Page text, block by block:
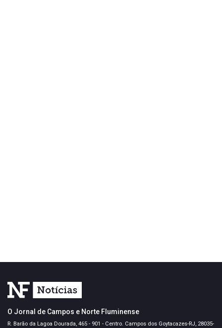
O Jornal de Campos e Norte Fluminense
R. Barão da Lagoa Dourada, 465 - 901 - Centro. Campos dos Goytacazes-RJ, 28035-